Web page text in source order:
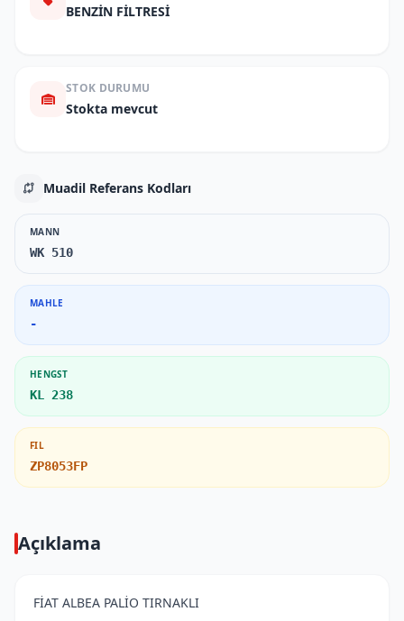
BENZİN FİLTRESİ
STOK DURUMU
Stokta mevcut
Muadil Referans Kodları
MANN
WK 510
MAHLE
-
HENGST
KL 238
FIL
ZP8053FP
Açıklama
FİAT ALBEA PALİO TIRNAKLI